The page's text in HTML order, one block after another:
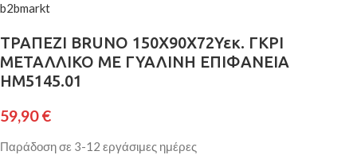
b2bmarkt
ΤΡΑΠΕΖΙ BRUNO 150X90Χ72Υεκ. ΓΚΡΙ
ΜΕΤΑΛΛΙΚΟ ΜΕ ΓΥΑΛΙΝΗ ΕΠΙΦΑΝΕΙΑ
HM5145.01
59,90€
Παράδοση σε 3-12 εργάσιμες ημέρες